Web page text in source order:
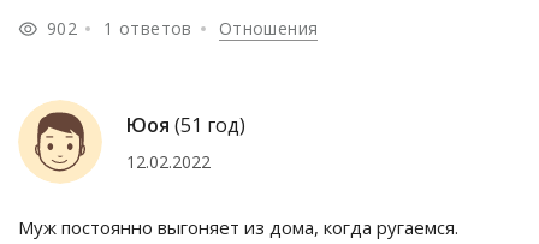
902 1 ответов Отношения
Юоя (51 год)
12.02.2022
Муж постоянно выгоняет из дома, когда ругаемся.